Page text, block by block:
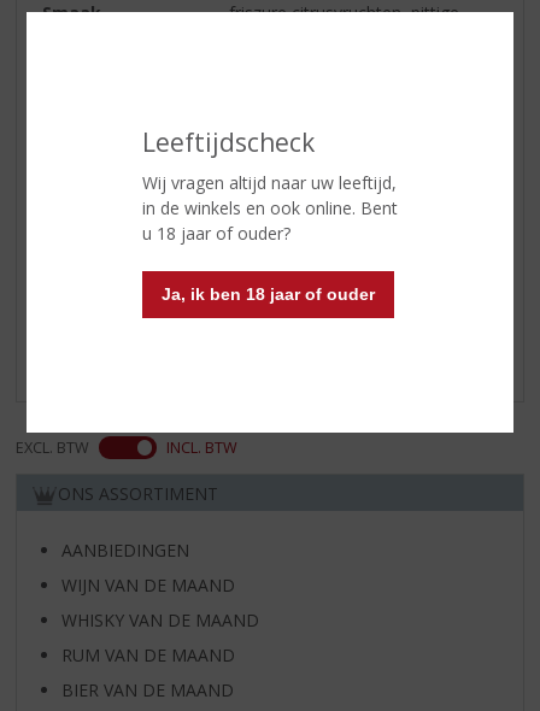
Leeftijdscheck
Wij vragen altijd naar uw leeftijd,
in de winkels en ook online. Bent
u 18 jaar of ouder?
Ja, ik ben 18 jaar of ouder
Smaak
friszure citrusvruchten, pittige
Puur, ‘on the rocks’ of mix met
een frisdrank naar keuze
Reviews
Schrijf een review
EXCL. BTW INCL. BTW
ONS ASSORTIMENT
AANBIEDINGEN
WIJN VAN DE MAAND
WHISKY VAN DE MAAND
RUM VAN DE MAAND
BIER VAN DE MAAND